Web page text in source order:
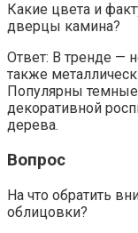
Какие цвета и
дверцы камина?
Ответ: В тренде —
также
Популярны темные
декоративной
дерева.
Вопрос
На что обратить
облицовки?